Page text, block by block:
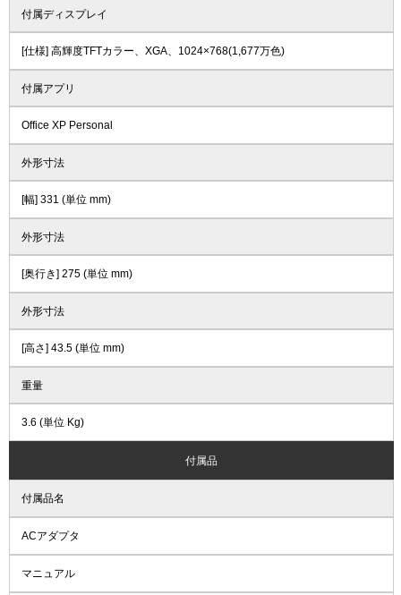
付属ディスプレイ
[仕様] 高輝度TFTカラー、XGA、1024×768(1,677万色)
付属アプリ
Office XP Personal
外形寸法
[幅] 331 (単位 mm)
外形寸法
[奥行き] 275 (単位 mm)
外形寸法
[高さ] 43.5 (単位 mm)
重量
3.6 (単位 Kg)
付属品
付属品名
ACアダプタ
マニュアル